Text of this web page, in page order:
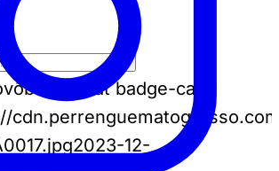
badge-cat badge-cat--
2023-12-